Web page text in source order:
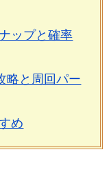
ップと確率
略と周回パー
め